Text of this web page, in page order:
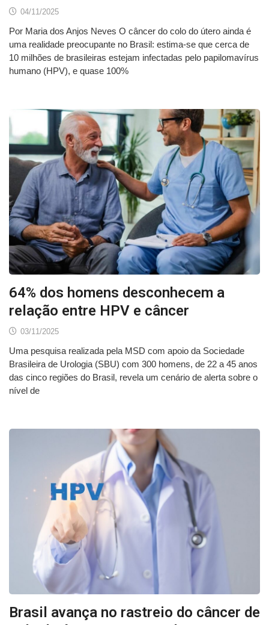
04/11/2025
Por Maria dos Anjos Neves O câncer do colo do útero ainda é
uma realidade preocupante no Brasil: estima-se que cerca de
10 milhões de brasileiras estejam infectadas pelo papilomavírus
humano (HPV), e quase 100%
64% dos homens desconhecem a
relação entre HPV e câncer
03/11/2025
Uma pesquisa realizada pela MSD com apoio da Sociedade
Brasileira de Urologia (SBU) com 300 homens, de 22 a 45 anos
das cinco regiões do Brasil, revela um cenário de alerta sobre o
nível de
Brasil avança no rastreio do câncer de